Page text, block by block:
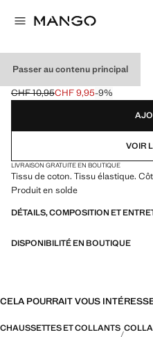
Passer au contenu principal
COLLANTS CÔTELÉS
Prix initial barré [CHF 10,95 ]
CHF 10,95
Prix actuel [CHF 9,95 ]
CHF 9,95-9%
Choisissez une couleur
VOIR
LIVRAISON GRATUITE EN BOUTIQUE
Tissu de coton. Tissu élastique.
Produit en solde
DÉTAILS, COMPOSITION ET
DISPONIBILITÉ EN BOUTIQUE
CELA POURRAIT VOUS
CHAUSSETTES ET COLLANTS